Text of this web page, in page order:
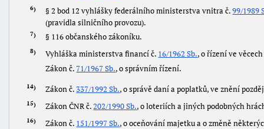
6 § 2 bod 12 vyhlášky federálního ministerstva vnitra č.99/1989
(pravidla silničního provozu).
7 § 116 občanského zákoníku.
8 Vyhláška ministerstva financí č. 16/1962 Sb., o řízení ve
Zákon č.71/1967 Sb., o správním řízení.
14 Zákon č. 337/1992 Sb., o správě daní a poplatků, ve znění
15 Zákon ČNR č.202/1990 Sb., o loteriích a jiných podobných
16 Zákon č. 151/1997 Sb., o oceňování majetku a o změně